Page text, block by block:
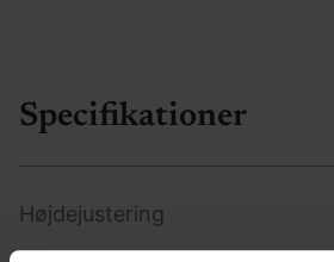
Specifikationer
Højdejustering